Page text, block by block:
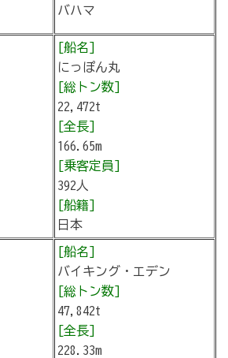
バハマ
[船名]
にっぽん丸
[総トン数]
22,472t
[全長]
166.65m
[乗客定員]
392人
[船籍]
日本
[船名]
バイキング・エデン
[総トン数]
47,842t
[全長]
228.33m